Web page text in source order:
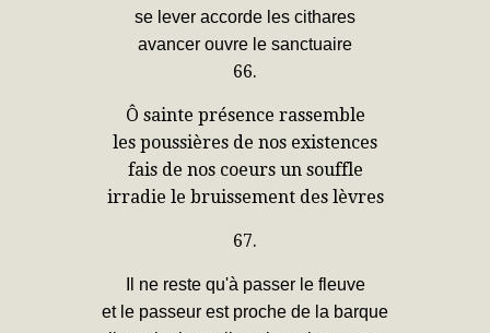
se lever accorde les cithares
avancer ouvre le sanctuaire
66.
Ô sainte présence rassemble
les poussières de nos existences
fais de nos coeurs un souffle
irradie le bruissement des lèvres
67.
Il ne reste qu'à passer le fleuve
et le passeur est proche de la barque